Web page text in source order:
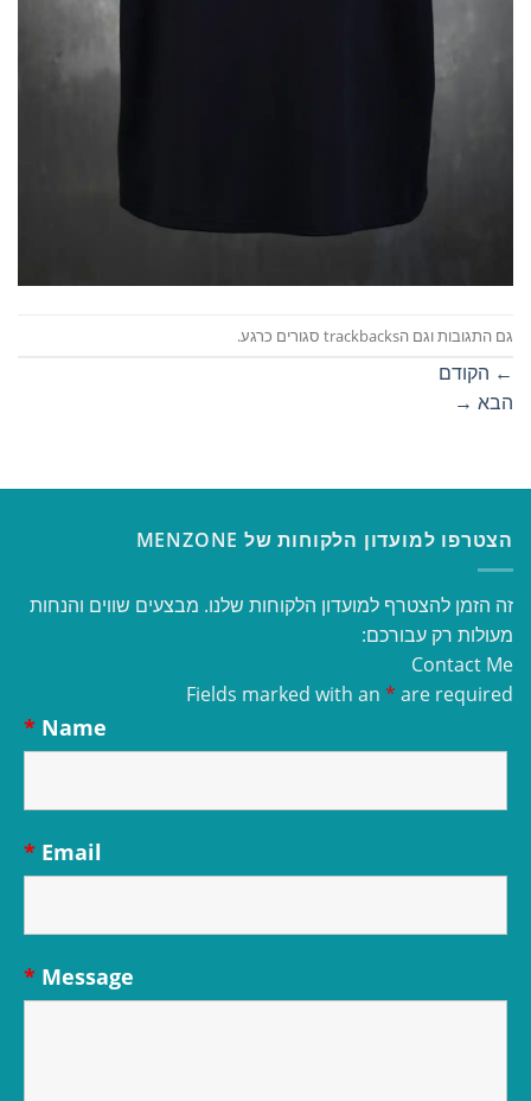
גם התגובות וגם הtrackbacks סגורים כרגע.
← הקודם
הבא →
הצטרפו למועדון הלקוחות של MENZONE
זה הזמן להצטרף למועדון הלקוחות שלנו. מבצעים שווים והנחות
מעולות רק עבורכם:
Contact Me
Fields marked with an * are required
Name
*
Email
*
Message
*